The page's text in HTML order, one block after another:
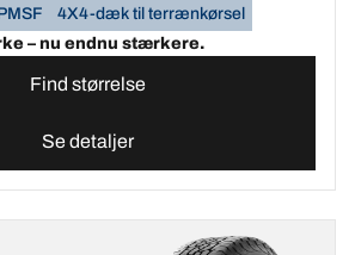
4X4-dæk til terrænkørsel
– nu endnu stærkere.
Find størrelse
Se detaljer